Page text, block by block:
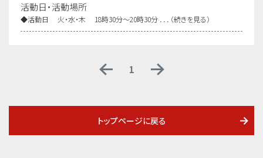
活動日・活動場所
◆活動日 火・水・木 18時30分〜20時30分 ．．．（続きを見る）
1
トップページに戻る